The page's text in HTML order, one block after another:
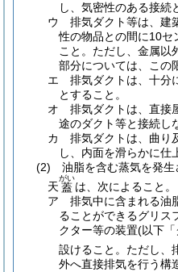
し、気密性のある接続
ウ
排気ダクト等は、建
性の物品との間に10セ
こと。 ただし、金属以
部分については、この
エ
排気ダクトは、十分
とすること。
オ
排気ダクトは、直接
途のダクト等と接続し
カ
排気ダクトは、曲り
し、内面を滑らかに仕
(2)
油脂を含む蒸気を発
天 蓋
がい
は、次によること。
ア
排気中に含まれる油
ることができるグリス
クター等の装置(以下「
設けること。 ただし、
外へ直接排気を行う構